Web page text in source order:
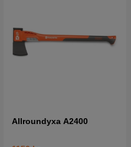
Allroundyxa A2400